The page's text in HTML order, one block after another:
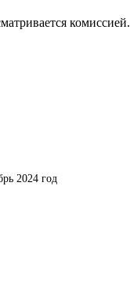
комиссией.
2024 год